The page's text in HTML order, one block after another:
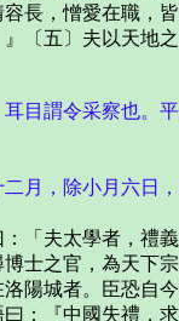
長，憎愛在職，
〔五〕夫以天地
謂令采察也。平
除小月六日，
夫太學者，禮義
士之官，為天
陽城者。臣恐
：『中國失禮，